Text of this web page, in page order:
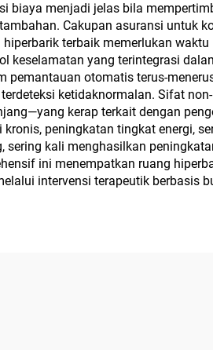
biaya menjadi jelas bila
Cakupan asuransi untuk
terbaik memerlukan
keselamatan yang terintegrasi
pemantauan otomatis terus-
ketidaknormalan. Sifat
kerap terkait dengan
peningkatan tingkat energi,
kali menghasilkan
ini menempatkan ruang
intervensi terapeutik berbasis